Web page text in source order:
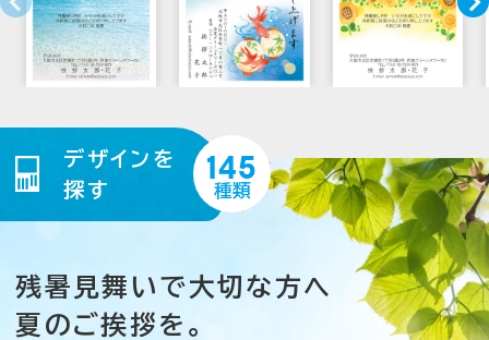
デザインを
探す
145
種類
残暑見舞いで大切な方へ
夏のご挨拶を。
宛名印刷
マイページ登録について
残暑見舞いについて知る